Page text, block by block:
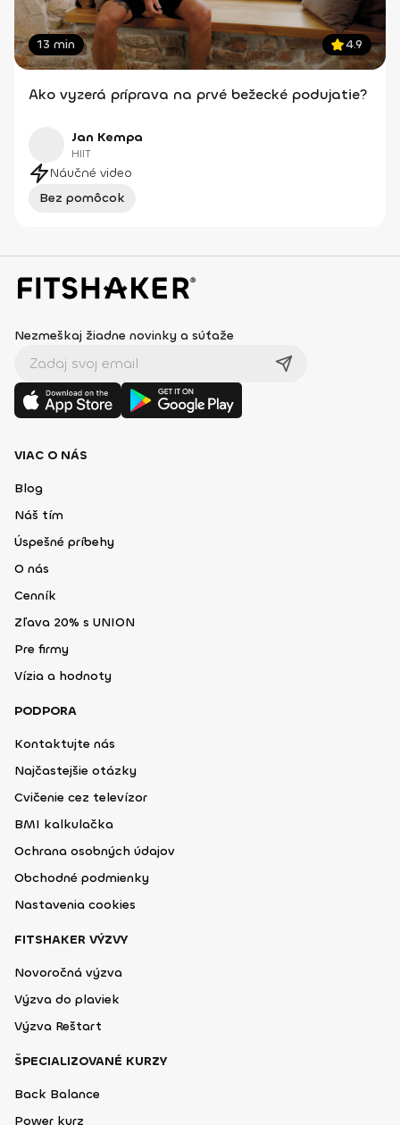
13 min 4.9
Ako vyzerá príprava na prvé bežecké podujatie?
Jan Kempa
HIIT
Náučné video
Bez pomôcok
Nezmeškaj žiadne novinky a súťaže
VIAC O NÁS
Blog
Náš tím
Úspešné príbehy
O nás
Cenník
Zľava 20% s UNION
Pre firmy
Vízia a hodnoty
PODPORA
Kontaktujte nás
Najčastejšie otázky
Cvičenie cez televízor
BMI kalkulačka
Ochrana osobných údajov
Obchodné podmienky
Nastavenia cookies
FITSHAKER VÝZVY
Novoročná výzva
Výzva do plaviek
Výzva Reštart
ŠPECIALIZOVANÉ KURZY
Back Balance
Power kurz